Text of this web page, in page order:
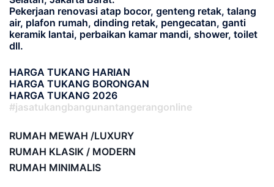
Pekerjaan renovasi atap bocor, genteng retak, talang
air, plafon rumah, dinding retak, pengecatan, ganti
keramik lantai, perbaikan kamar mandi, shower, toilet
dll.
HARGA TUKANG HARIAN
HARGA TUKANG BORONGAN
HARGA TUKANG 2026
#jasatukangbangunantangerangonline
RUMAH MEWAH /LUXURY
RUMAH KLASIK / MODERN
RUMAH MINIMALIS